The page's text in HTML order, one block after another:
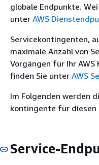
globale Endpunkte.
unter AWS
Servicekontingenten,
maximale Anzahl von
Vorgängen für Ihr
finden Sie unter AWS
Im Folgenden werden
kontingente für diesen
Service-